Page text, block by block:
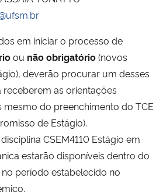
em iniciar o processo de
ou não obrigatório(novos
deverão procurar um desses
as orientações
mesmo do preenchimento do TCE
de Estágio).
CSEM4110 Estágio em
estarão disponíveis dentro do
período estabelecido no